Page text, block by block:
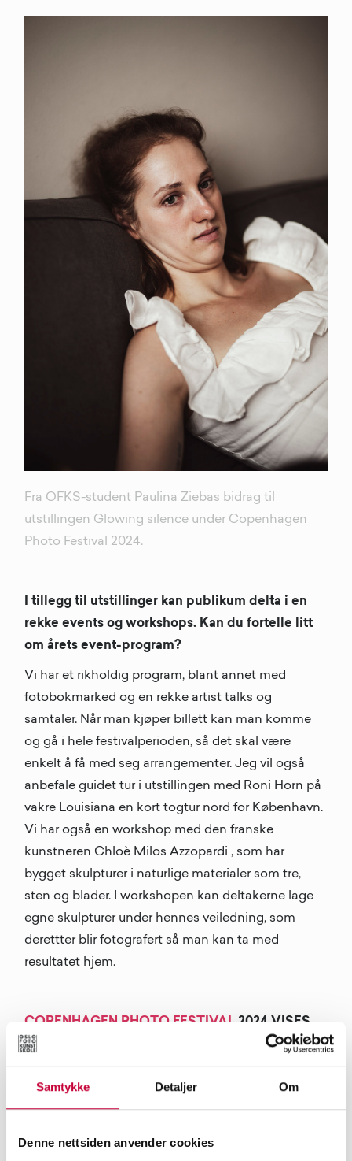
Samtykke Detaljer Om
Denne nettsiden anvender cookies
Fra OFKS-student Paulina Ziebas bidrag til
utstillingen Glowing silence under Copenhagen
Photo Festival 2024.
I tillegg til utstillinger kan publikum delta i en
rekke events og workshops. Kan du fortelle litt
om årets event-program?
Vi har et rikholdig program, blant annet med
fotobokmarked og en rekke artist talks og
samtaler. Når man kjøper billett kan man komme
og gå i hele festivalperioden, så det skal være
enkelt å få med seg arrangementer. Jeg vil også
anbefale guidet tur i utstillingen med Roni Horn på
vakre Louisiana en kort togtur nord for København.
Vi har også en workshop med den franske
kunstneren Chloè Milos Azzopardi , som har
bygget skulpturer i naturlige materialer som tre,
sten og blader. I workshopen kan deltakerne lage
egne skulpturer under hennes veiledning, som
derettter blir fotografert så man kan ta med
resultatet hjem.
COPENHAGEN PHOTO FESTIVAL 2024 VISES
TIL OG MED 16. JUNI. SE HELE
FESTIVALPROGRAMMET PÅ
COPENHAGENPHOTOFESTIVAL.COM
. ET
UTVALG STUDENTER FRA OSLO